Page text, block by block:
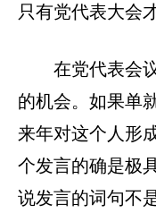
只有党代表大会
在党代表会
的机会。如果单
来年对这个人形
个发言的确是极
说发言的词句不